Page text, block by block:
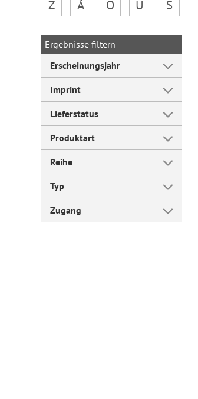
Forum Arbeitslehre
Z
Å Ö Ü Š
Ergebnisse filtern
Erscheinungsjahr
Imprint
Lieferstatus
Produktart
Reihe
Typ
Zugang